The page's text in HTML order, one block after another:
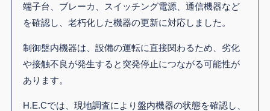
端子台、ブレーカ、スイッチング電源、通信機器など
を確認し、老朽化した機器の更新に対応しました。
制御盤内機器は、設備の運転に直接関わるため、劣化
や接触不良が発生すると突発停止につながる可能性が
あります。
H.E.Cでは、現地調査により盤内機器の状態を確認し、